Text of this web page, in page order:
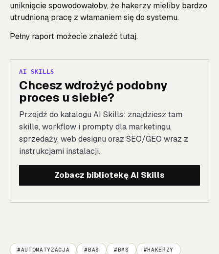
uniknięcie spowodowałoby, że hakerzy mieliby bardzo
utrudnioną pracę z włamaniem się do systemu.
Pełny raport możecie znaleźć tutaj.
AI SKILLS
Chcesz wdrożyć podobny
proces u siebie?
Przejdź do katalogu AI Skills: znajdziesz tam
skille, workflow i prompty dla marketingu,
sprzedaży, web designu oraz SEO/GEO wraz z
instrukcjami instalacji.
Zobacz bibliotekę AI Skills
AUTOMATYZACJA BAS BMS HAKERZY